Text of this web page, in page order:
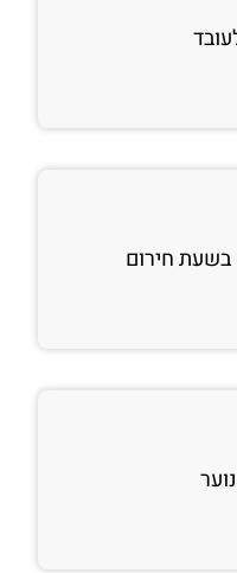
בשעת חירום